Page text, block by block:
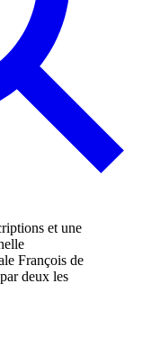
François de
deux les